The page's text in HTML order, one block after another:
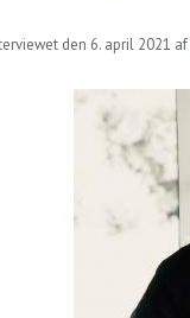
den 6. april 2021 af